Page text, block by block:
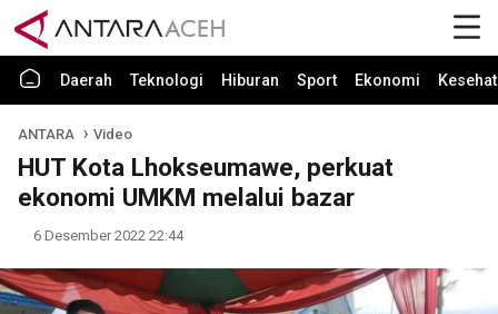
Daerah Teknologi Hiburan Sport Ekonomi
ANTARA Video
HUT Kota Lhokseumawe, perkuat
ekonomi UMKM melalui bazar
6 Desember 2022 22:44